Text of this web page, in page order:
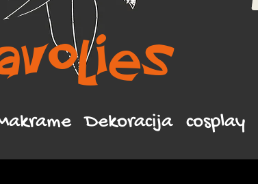
Dekoracija cosplay